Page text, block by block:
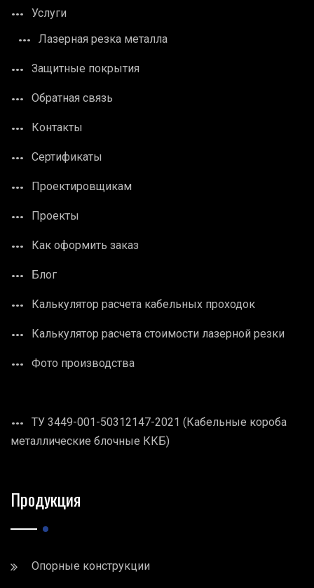
Услуги
Лазерная резка металла
Защитные покрытия
Обратная связь
Контакты
Сертификаты
Проектировщикам
Проекты
Как оформить заказ
Блог
Калькулятор расчета кабельных проходок
Калькулятор расчета стоимости лазерной резки
Фото производства
ТУ 3449-001-50312147-2021 (Кабельные короба
металлические блочные ККБ)
Продукция
Опорные конструкции